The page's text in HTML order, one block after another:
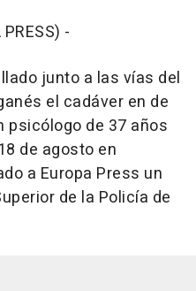
-
junto a las vías del
el cadáver en de
psicólogo de 37 años
de agosto en
a Europa Press un
de la Policía de